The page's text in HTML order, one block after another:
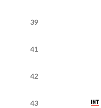
39
41
42
43